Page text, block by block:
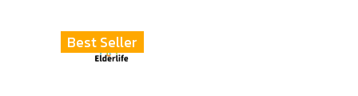
Best Seller